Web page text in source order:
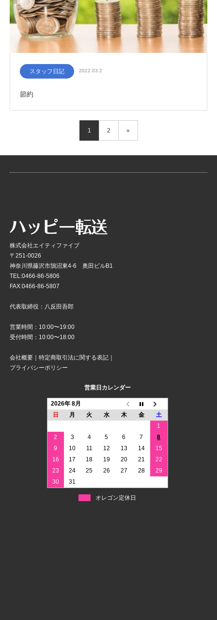
スタッフ日記 2022.03.2
節約
1 2 »
株式会社エイティファイブ
〒251-0026
神奈川県藤沢市鵠沼東4-6 奥田ビルB1
TEL:0466-86-5806
FAX:0466-86-5807
代表取締役：八反田吾郎
営業時間：10:00〜19:00
受付時間：10:00〜18:00
会社概要 特定商取引法に関する表記
プライバシーポリシー
営業日カレンダー
2026年 8月
日
月 火 水 木 金
土
1
2
3 4 5 6 7
8
9
10 11 12 13 14
15
16
17 18 19 20 21
22
23
24 25 26 27 28
29
30
31
オレゴン定休日